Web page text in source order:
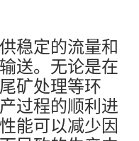
定的流量和
送。无论是在
矿处理等环
过程的顺利进
能可以减少因